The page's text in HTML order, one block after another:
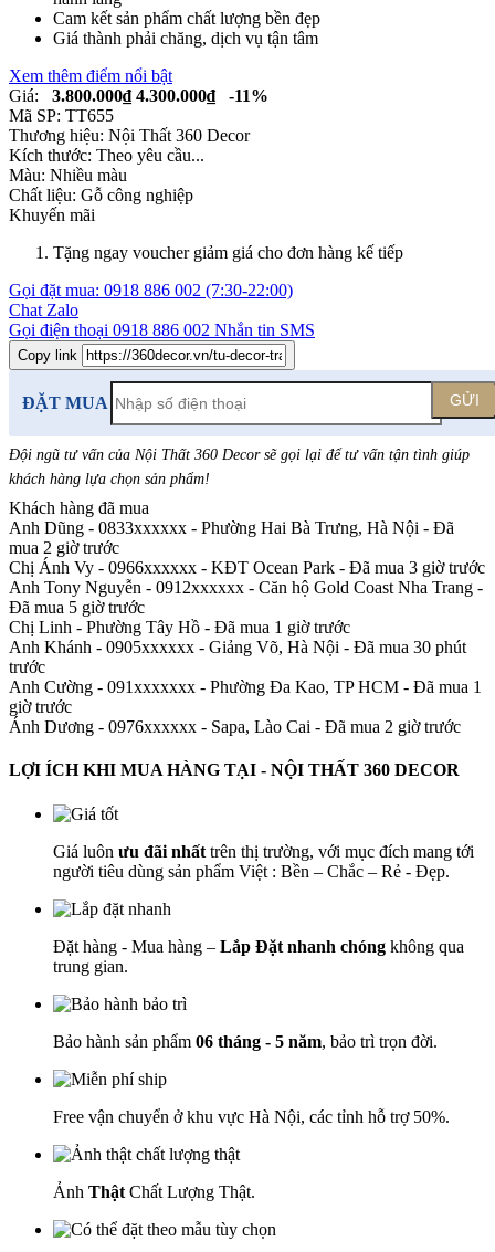
Cam kết sản phẩm chất lượng bền đẹp
Giá thành phải chăng, dịch vụ tận tâm
Xem thêm điểm nổi bật
Giá:
3.800.000₫4.300.000₫
-11%
Mã SP: TT655
Thương hiệu: Nội Thất 360 Decor
Kích thước: Theo yêu cầu...
Màu: Nhiều màu
Chất liệu: Gỗ công nghiệp
Khuyến mãi
Tặng ngay voucher giảm giá cho đơn hàng kế tiếp
Gọi đặt mua: 0918 886 002 (7:30-22:00)
Chat Zalo
Gọi điện thoại 0918 886 002 Nhắn tin SMS
Copy link
ĐẶT MUA GỬI
Đội ngũ tư vấn của Nội Thất 360 Decor sẽ gọi lại để tư vấn tận tình giúp
khách hàng lựa chọn sản phẩm!
Khách hàng đã mua
Anh Dũng - 0833xxxxxx - Phường Hai Bà Trưng, Hà Nội - Đã
mua 2 giờ trước
Chị Ánh Vy - 0966xxxxxx - KĐT Ocean Park - Đã mua 3 giờ trước
Anh Tony Nguyễn - 0912xxxxxx - Căn hộ Gold Coast Nha Trang -
Đã mua 5 giờ trước
Chị Linh - Phường Tây Hồ - Đã mua 1 giờ trước
Anh Khánh - 0905xxxxxx - Giảng Võ, Hà Nội - Đã mua 30 phút
trước
Anh Cường - 091xxxxxxx - Phường Đa Kao, TP HCM - Đã mua 1
giờ trước
Ánh Dương - 0976xxxxxx - Sapa, Lào Cai - Đã mua 2 giờ trước
LỢI ÍCH KHI MUA HÀNG TẠI - NỘI THẤT 360 DECOR
Giá luôn ưu đãi nhất trên thị trường, với mục đích mang tới
người tiêu dùng sản phẩm Việt : Bền – Chắc – Rẻ - Đẹp.
Đặt hàng - Mua hàng – Lắp Đặt nhanh chóng không qua
trung gian.
Bảo hành sản phẩm 06 tháng - 5 năm, bảo trì trọn đời.
Free vận chuyển ở khu vực Hà Nội, các tỉnh hỗ trợ 50%.
Ảnh Thật Chất Lượng Thật.